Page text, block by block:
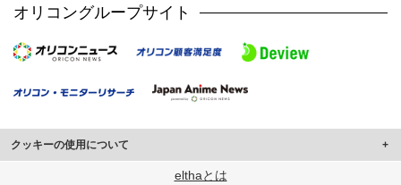
オリコングループサイト
クッキーの使用について
このサイトでは Cookie を使用して、ユーザーに合わせたコンテンツや広告の
elthaとは